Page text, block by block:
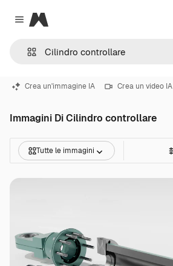
Close menu
Magnific
Crea un'immagine IA Crea un video IA
Immagini Di Cilindro controllare
Tutte le immagini